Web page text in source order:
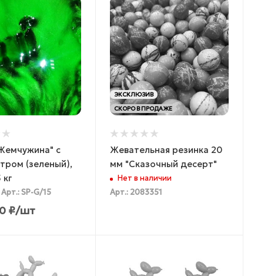
с
(зеленый),
Арт.: SP-G/15
₽/шт
ЭКСКЛЮЗИВ
СКОРО В ПРОДАЖЕ
Жевательная резинка 20
мм "Сказочный десерт"
Нет в наличии
Арт.: 2083351